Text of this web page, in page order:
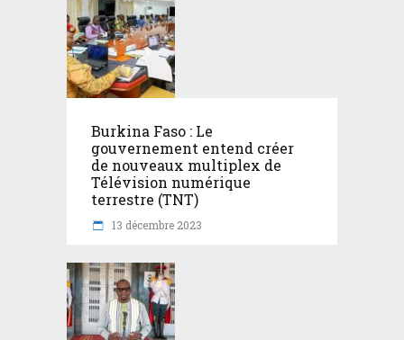
Burkina Faso : Le
gouvernement entend créer
de nouveaux multiplex de
Télévision numérique
terrestre (TNT)
13 décembre 2023